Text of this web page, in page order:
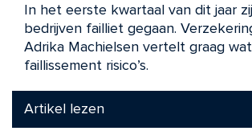
In het eerste kwartaal van dit jaar
bedrijven failliet gegaan.
Adrika Machielsen vertelt graag
faillissement risico’s.
Artikel lezen